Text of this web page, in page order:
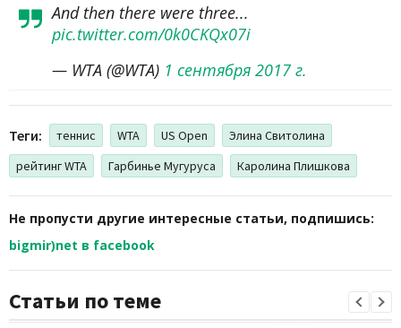
And then there were three...
pic.twitter.com/0k0CKQx07i
— WTA (@WTA) 1 сентября 2017 г.
Теги: теннис WTA US Open
Элина Свитолина
рейтинг WTA
Гарбинье Мугуруса Каролина Плишкова
Не пропусти другие интересные статьи, подпишись:
bigmir)net в facebook
Статьи по теме